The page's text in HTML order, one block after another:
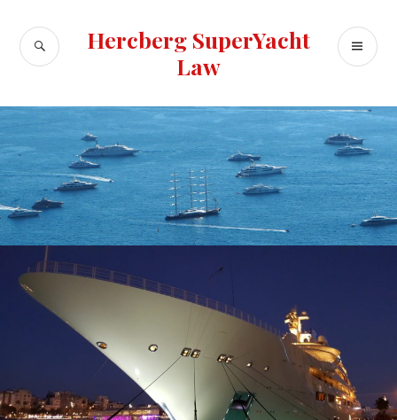
content
Hercberg SuperYacht
Law
SEARCH